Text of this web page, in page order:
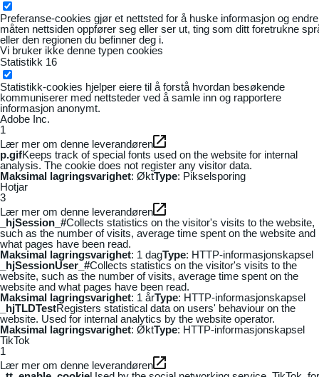
Preferanse-cookies gjør et nettsted for å huske informasjon og
måten nettsiden oppfører seg eller ser ut, ting som ditt foretrukne
eller den regionen du befinner deg i.
Vi bruker ikke denne typen cookies
Statistikk 16
Statistikk-cookies hjelper eiere til å forstå hvordan besøkende
kommuniserer med nettsteder ved å samle inn og rapportere
informasjon anonymt.
Adobe Inc.
1
Lær mer om denne leverandøren
p.gifKeeps track of special fonts used on the website for internal
analysis. The cookie does not register any visitor data.
Maksimal lagringsvarighet: ØktType: Pikselsporing
Hotjar
3
Lær mer om denne leverandøren
_hjSession_#Collects statistics on the visitor's visits to the website,
such as the number of visits, average time spent on the website and
what pages have been read.
Maksimal lagringsvarighet: 1 dagType: HTTP-informasjonskapsel
_hjSessionUser_#Collects statistics on the visitor's visits to the
website, such as the number of visits, average time spent on the
website and what pages have been read.
Maksimal lagringsvarighet: 1 årType: HTTP-informasjonskapsel
_hjTLDTestRegisters statistical data on users' behaviour on the
website. Used for internal analytics by the website operator.
Maksimal lagringsvarighet: ØktType: HTTP-informasjonskapsel
TikTok
1
Lær mer om denne leverandøren